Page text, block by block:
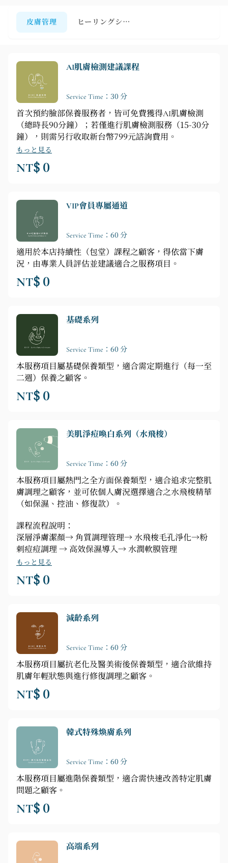
ランを立てたい方に最適です。
皮膚管理 ヒーリングシリーズ
AI肌膚檢測建議課程
Service Time：30 分
首次預約臉部保養服務者，皆可免費獲得AI肌膚檢測
（總時長90分鐘）；若僅進行肌膚檢測服務（15-30分
鐘），則需另行收取新台幣799元諮詢費用。
もっと見る
NT$ 0
VIP會員專屬通道
Service Time：60 分
適用於本店持續性（包堂）課程之顧客，得依當下膚
況，由專業人員評估並建議適合之服務項目。
NT$ 0
基礎系列
Service Time：60 分
本服務項目屬基礎保養類型，適合需定期進行（每一至
二週）保養之顧客。
NT$ 0
美肌淨痘喚白系列（水飛梭）
Service Time：60 分
本服務項目屬熱門之全方面保養類型，適合追求完整肌
膚調理之顧客，並可依個人膚況選擇適合之水飛梭精華
（如保濕、控油、修復款）。
課程流程說明：
深層淨膚潔顏→ 角質調理管理→ 水飛梭毛孔淨化→粉
刺痘痘調理 → 高效保濕導入→ 水潤軟膜管理
もっと見る
NT$ 0
減齡系列
Service Time：60 分
本服務項目屬抗老化及醫美術後保養類型，適合欲維持
肌膚年輕狀態與進行修復調理之顧客。
NT$ 0
韓式特殊煥膚系列
Service Time：60 分
本服務項目屬進階保養類型，適合需快速改善特定肌膚
問題之顧客。
NT$ 0
高端系列